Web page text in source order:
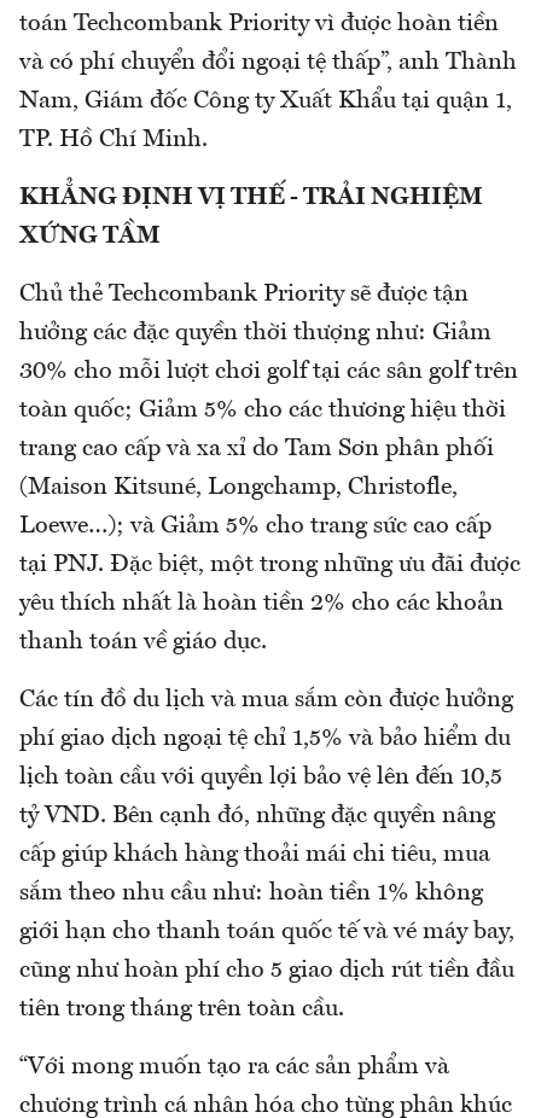
toán Techcombank Priority vì được hoàn tiền
và có phí chuyển đổi ngoại tệ thấp”, anh Thành
Nam, Giám đốc Công ty Xuất Khẩu tại quận 1,
TP. Hồ Chí Minh.
KHẲNG ĐỊNH VỊ THẾ - TRẢI NGHIỆM
XỨNG TẦM
Chủ thẻ Techcombank Priority sẽ được tận
hưởng các đặc quyền thời thượng như: Giảm
30% cho mỗi lượt chơi golf tại các sân golf trên
toàn quốc; Giảm 5% cho các thương hiệu thời
trang cao cấp và xa xỉ do Tam Sơn phân phối
(Maison Kitsuné, Longchamp, Christofle,
Loewe…); và Giảm 5% cho trang sức cao cấp
tại PNJ. Đặc biệt, một trong những ưu đãi được
yêu thích nhất là hoàn tiền 2% cho các khoản
thanh toán về giáo dục.
Các tín đồ du lịch và mua sắm còn được hưởng
phí giao dịch ngoại tệ chỉ 1,5% và bảo hiểm du
lịch toàn cầu với quyền lợi bảo vệ lên đến 10,5
tỷ VND. Bên cạnh đó, những đặc quyền nâng
cấp giúp khách hàng thoải mái chi tiêu, mua
sắm theo nhu cầu như: hoàn tiền 1% không
giới hạn cho thanh toán quốc tế và vé máy bay,
cũng như hoàn phí cho 5 giao dịch rút tiền đầu
tiên trong tháng trên toàn cầu.
“Với mong muốn tạo ra các sản phẩm và
chương trình cá nhân hóa cho từng phân khúc